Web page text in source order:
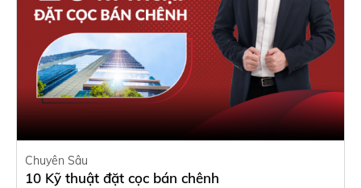
Chuyên Sâu
10 Kỹ thuật đặt cọc bán chênh